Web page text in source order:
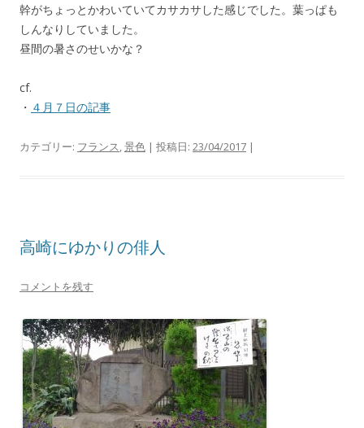
幹がちょっとかわいていてカサカサした感じでした。葉っぱも
しんなりしていました。
昼間の暑さのせいかな？
cf.
・ ４月７日の記事
カテゴリー: フランス,景色 | 投稿日: 23/04/2017 |
高崎にゆかりの俳人
コメントを残す